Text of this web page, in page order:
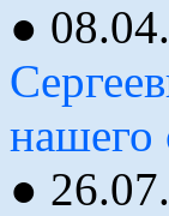
●
нашего
●